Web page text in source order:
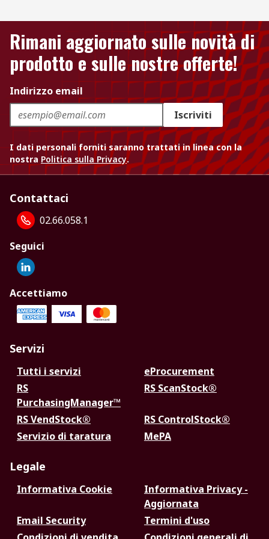
Rimani aggiornato sulle novità di
prodotto e sulle nostre offerte!
Indirizzo email
Iscriviti
I dati personali forniti saranno trattati in linea con la
nostra Politica sulla Privacy.
Contattaci
02.66.058.1
Seguici
Accettiamo
Servizi
Tutti i servizi
eProcurement
RS
PurchasingManager™
RS ScanStock®
RS VendStock®
RS ControlStock®
Servizio di taratura
MePA
Legale
Informativa Cookie
Informativa Privacy -
Aggiornata
Email Security
Termini d'uso